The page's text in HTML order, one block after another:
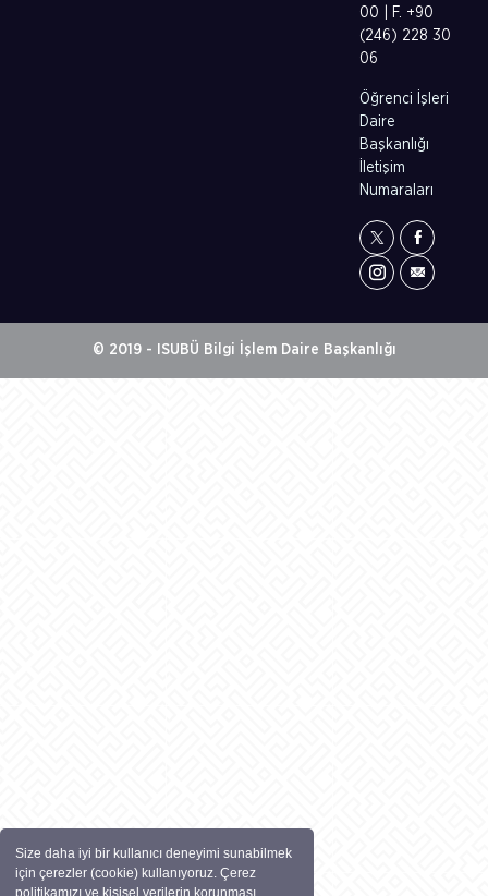
Size daha iyi bir kullanıcı deneyimi sunabilmek
için çerezler (cookie) kullanıyoruz. Çerez
00 | F. +90
(246) 228 30
06
Öğrenci İşleri
Daire
Başkanlığı
İletişim
Numaraları
© 2019 - ISUBÜ Bilgi İşlem Daire Başkanlığı